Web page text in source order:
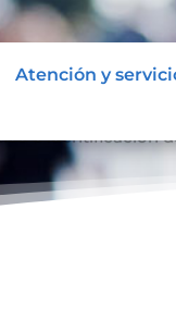
Atención y
e identificación